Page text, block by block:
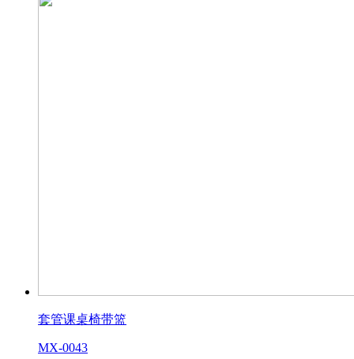
套管课桌椅带篮
MX-0043